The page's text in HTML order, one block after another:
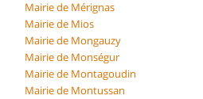
Mairie de Mérignas
Mairie de Mios
Mairie de Mongauzy
Mairie de Monségur
Mairie de Montagoudin
Mairie de Montussan